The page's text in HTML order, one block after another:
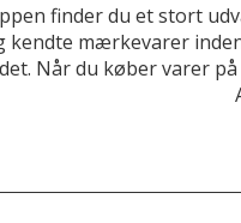
finder du et stort
kendte mærkevarer
Når du køber varer